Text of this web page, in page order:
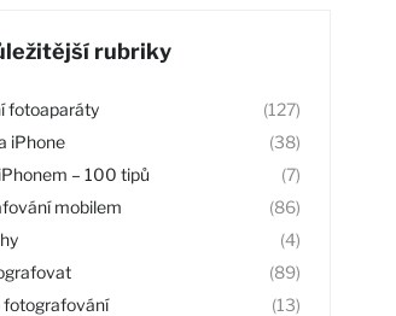
rubriky
fotoaparáty
(127)
iPhone
(38)
– 100 tipů
(7)
mobilem
(86)
(4)
(89)
fotografování
(13)